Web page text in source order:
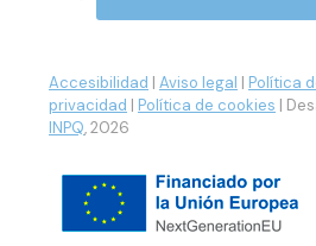
Accesibilidad | Aviso legal | Política
privacidad | Política de cookies |
INPQ, 2026